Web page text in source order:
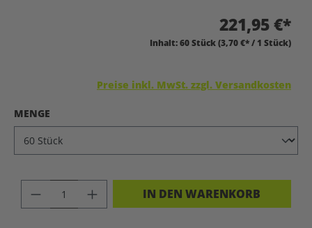
221,95 €*
Inhalt:60 Stück(3,70 €* / 1 Stück)
Preise inkl. MwSt. zzgl. Versandkosten
MENGE
PRODUKT ANZAHL: GIB DEN
IN DEN WARENKORB